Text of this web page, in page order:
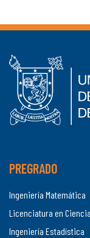
PREGRADO
Ingeniería Matemática
Licenciatura en
Ingeniería Estadística